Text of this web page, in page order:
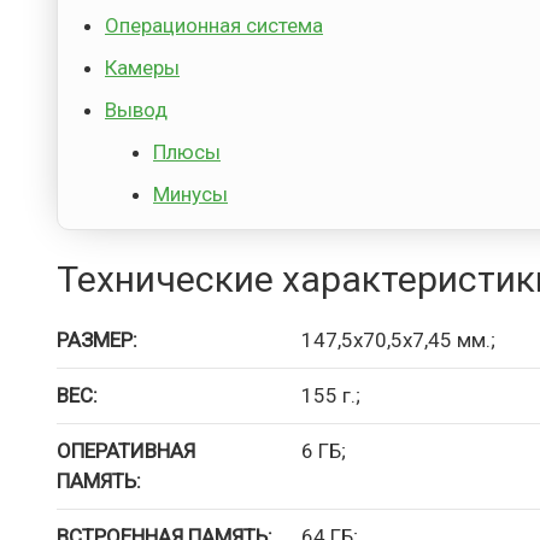
Операционная система
Камеры
Вывод
Плюсы
Минусы
Технические
РАЗМЕР: 147,5х70,5х7,45 мм.;
ВЕС: 155 г.;
ОПЕРАТИВНАЯ
ПАМЯТЬ:
6 ГБ;